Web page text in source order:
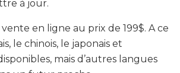
à jour.
vente en ligne au prix de 199$. A ce
le chinois, le japonais et
mais d’autres langues